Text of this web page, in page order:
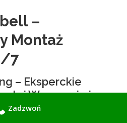
–
Montaż
7
– Eksperckie
Warszawie i
Zadzwoń